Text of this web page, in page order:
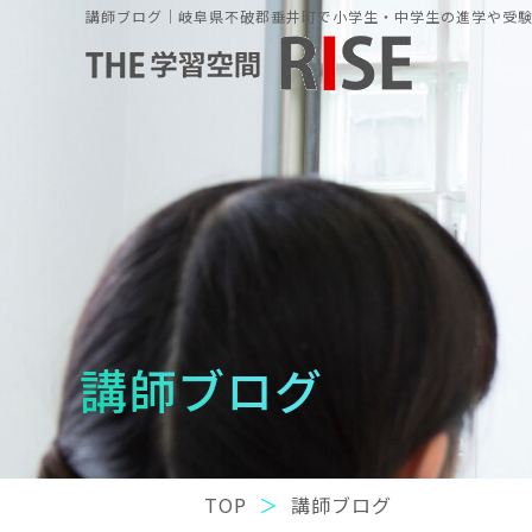
講師ブログ｜岐阜県不破郡垂井町で小学生・中学生の進学や受
講師ブログ
TOP 講師ブログ